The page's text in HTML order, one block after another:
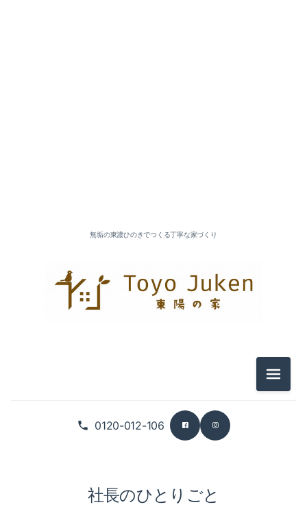
0120-012-106
無垢の東濃ひのきでつくる丁寧な家づくり
メニュ
社長のひとりごと